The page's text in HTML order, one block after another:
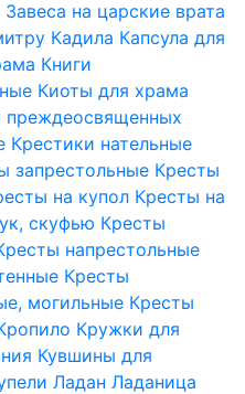
Завеса на царские врата
Кадила Капсула для
Книги
Киоты для храма
преждеосвященных
Крестики нательные
запрестольные Кресты
на купол Кресты на
скуфью Кресты
напрестольные
Кресты
могильные Кресты
Кружки для
Кувшины для
Ладан Ладаница